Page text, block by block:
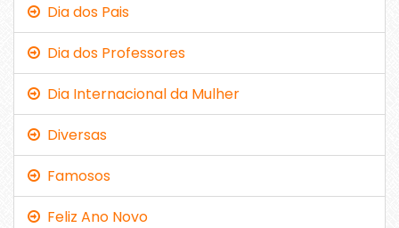
Dia dos Pais
Dia dos Professores
Dia Internacional da Mulher
Diversas
Famosos
Feliz Ano Novo